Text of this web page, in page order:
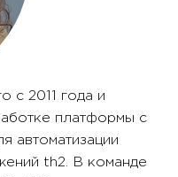
c 2011 года и
платформы с
автоматизации
th2. В команде